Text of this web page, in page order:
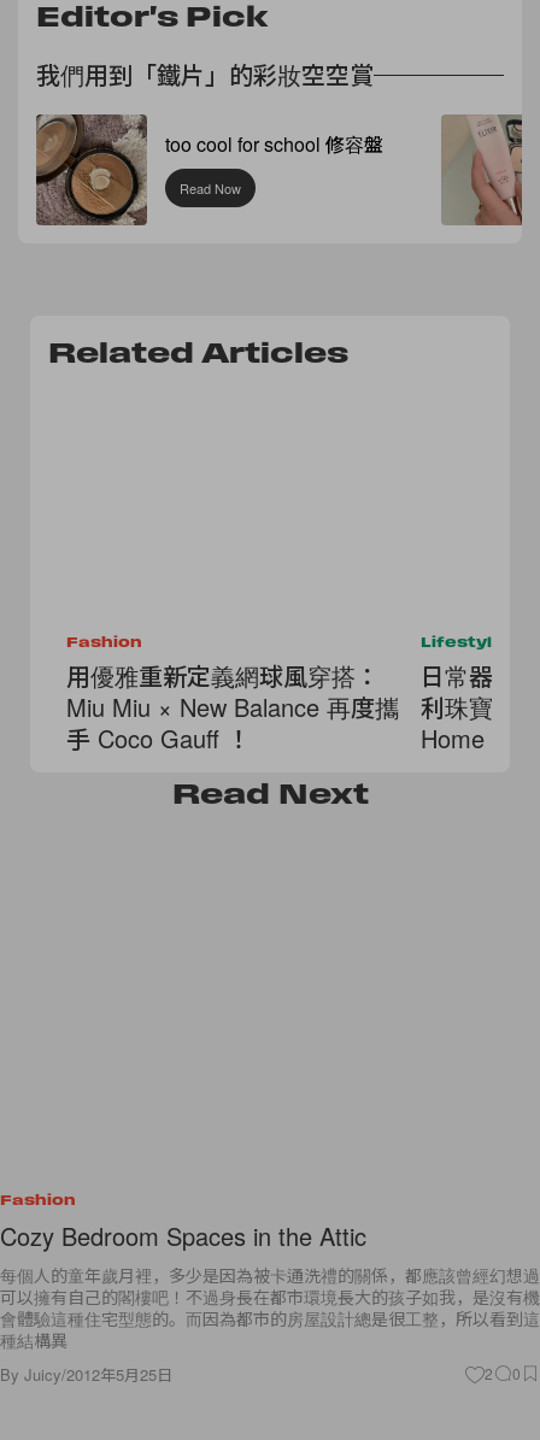
Editor's Pick
我們用到「鐵片」的彩妝空空賞
too cool for school 修容盤
Read Now
Related Articles
Fashion
用優雅重新定義網球風穿搭：
Miu Miu × New Balance 再度攜
手 Coco Gauff ！
Lifestyle
日常器物
利珠寶品
Home
Read Next
Fashion
Cozy Bedroom Spaces in the Attic
每個人的童年歲月裡，多少是因為被卡通洗禮的關係，都應該曾經幻想過
可以擁有自己的閣樓吧！不過身長在都市環境長大的孩子如我，是沒有機
會體驗這種住宅型態的。而因為都市的房屋設計總是很工整，所以看到這
種結構異
By Juicy/2012年5月25日 2 0